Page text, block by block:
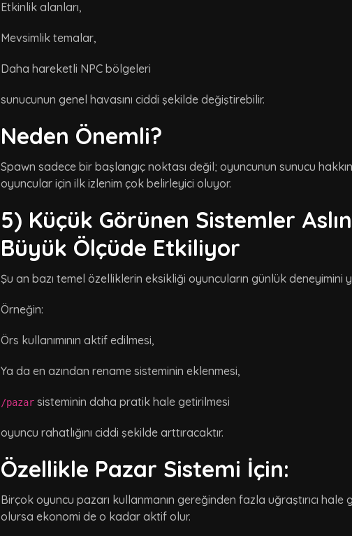
Etkinlik alanları,
Mevsimlik temalar,
Daha hareketli NPC bölgeleri
sunucunun genel havasını ciddi şekilde değiştirebilir.
Neden Önemli?
Spawn sadece bir başlangıç noktası değil; oyuncunun sunucu
oyuncular için ilk izlenim çok belirleyici oluyor.
5) Küçük Görünen Sistemler
Büyük Ölçüde Etkiliyor
Şu an bazı temel özelliklerin eksikliği oyuncuların günlük deneyimini
Örneğin:
Örs kullanımının aktif edilmesi,
Ya da en azından rename sisteminin eklenmesi,
/pazar sisteminin daha pratik hale getirilmesi
oyuncu rahatlığını ciddi şekilde arttıracaktır.
Özellikle Pazar Sistemi İçin:
Birçok oyuncu pazarı kullanmanın gereğinden fazla uğraştırıcı
olursa ekonomi de o kadar aktif olur.